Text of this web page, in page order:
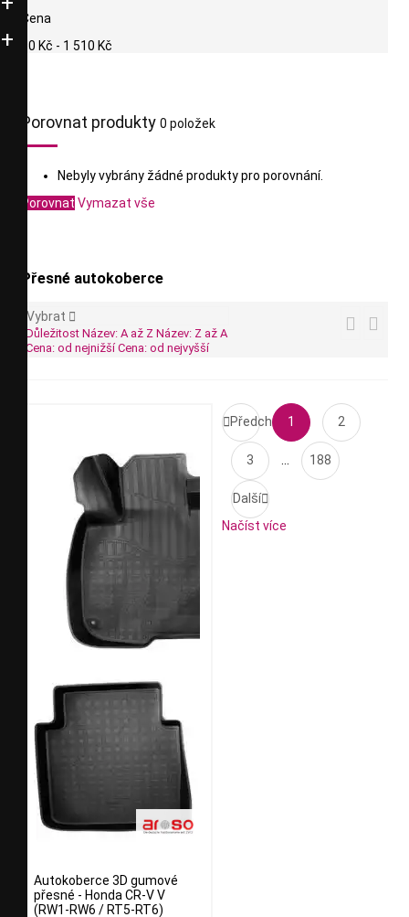
Cena
90 Kč - 1 510 Kč
Porovnat produkty 0 položek
Nebyly vybrány žádné produkty pro porovnání.
Porovnat Vymazat vše
Přesné autokoberce
 
Vybrat 
Důležitost Název: A až Z Název: Z až A
Cena: od nejnižšíCena: od nejvyšší
Autokoberce 3D gumové
přesné - Honda CR-V V
(RW1-RW6 / RT5-RT6)
Předchozí1 2
3 188
Další
Načíst více